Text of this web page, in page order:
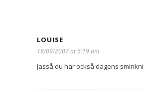
LOUISE
18/09/2007 at 6:19 pm
Jasså du har också dagens